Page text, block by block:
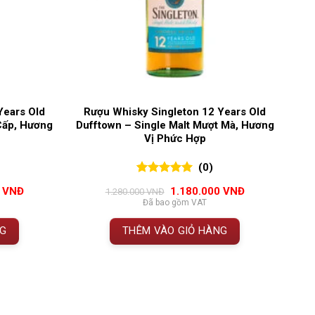
Old
Hương
VNĐGiá
Rượu Whisky Singleton 12 Years Old
Dufftown – Single Malt Mượt Mà, Hương
Vị Phức Hợp
đánh giá
(0)
1.280.000VNĐ
Giá
gốc
là:
1.280.000 VNĐ.
1.180.000 VNĐGiá
Đã bao gồm VAT
THÊM VÀO GIỎ HÀNG